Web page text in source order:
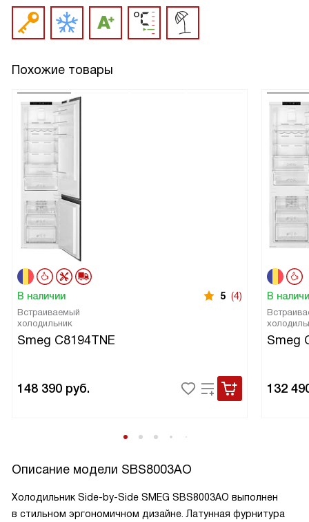
Похожие товары
В наличии 5 (4)
Встраиваемый
холодильник
Smeg C8194TNE
148 390 руб.
В
Smeg
132
Описание модели SBS8003AO
Холодильник Side-by-Side SMEG SBS8003AO выполнен
в стильном эргономичном дизайне. Латунная фурнитура